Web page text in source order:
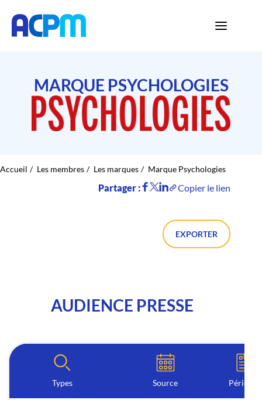
MARQUE PSYCHOLOGIES
Accueil Les membres Les marques Marque Psychologies
Partager : Copier le lien
EXPORTER
AUDIENCE PRESSE
Types Source Période